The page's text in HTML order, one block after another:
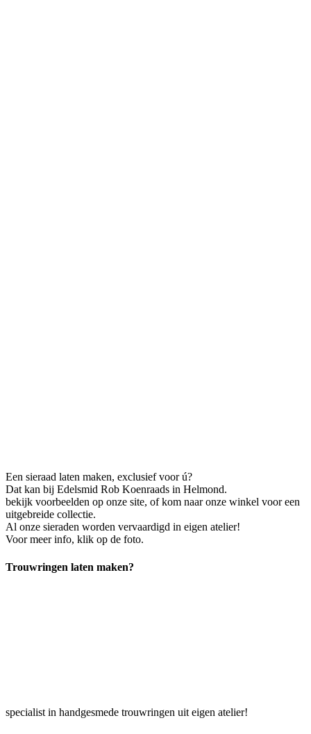
Een sieraad laten maken, exclusief voor ú?
Dat kan bij Edelsmid Rob Koenraads in Helmond.
bekijk voorbeelden op onze site, of kom naar onze winkel voor een
uitgebreide collectie.
Al onze sieraden worden vervaardigd in eigen atelier!
Voor meer info, klik op de foto.
Trouwringen laten maken?
specialist in handgesmede trouwringen uit eigen atelier!